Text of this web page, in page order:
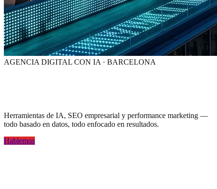
AGENCIA DIGITAL CON IA · BARCELONA
Herramientas de IA, SEO empresarial y performance marketing —
todo basado en datos, todo enfocado en resultados.
Hablemos